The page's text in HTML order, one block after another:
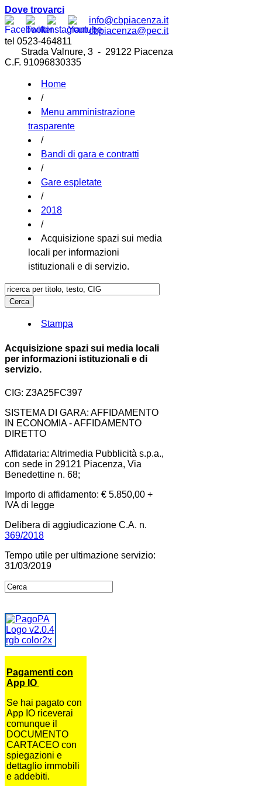
Dove trovarci
info@cbpiacenza.it
cbpiacenza@pec.it
tel 0523-464811
Strada Valnure, 3 - 29122 Piacenza
C.F. 91096830335
Home
/
Menu amministrazione
trasparente
/
Bandi di gara e contratti
/
Gare espletate
/
2018
/
Acquisizione spazi sui media
locali per informazioni
istituzionali e di servizio.
Stampa
Acquisizione spazi sui media locali
per informazioni istituzionali e di
servizio.
CIG: Z3A25FC397
SISTEMA DI GARA: AFFIDAMENTO
IN ECONOMIA - AFFIDAMENTO
DIRETTO
Affidataria: Altrimedia Pubblicità s.p.a.,
con sede in 29121 Piacenza, Via
Benedettine n. 68;
Importo di affidamento: € 5.850,00 +
IVA di legge
Delibera di aggiudicazione C.A. n.
369/2018
Tempo utile per ultimazione servizio:
31/03/2019
Pagamenti con
App IO
Se hai pagato con
App IO riceverai
comunque il
DOCUMENTO
CARTACEO con
spiegazioni e
dettaglio immobili
e addebiti.